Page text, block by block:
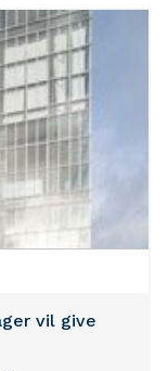
plads i den
september.
vil give